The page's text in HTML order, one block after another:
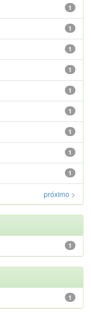
1
1
1
1
1
1
1
1
1
próximo >
1
1